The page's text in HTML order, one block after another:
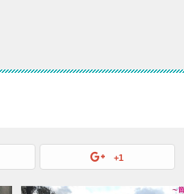
+1